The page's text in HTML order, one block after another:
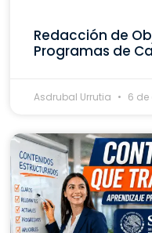
Redacción de
Programas de
Asdrubal Urrutia 6 de